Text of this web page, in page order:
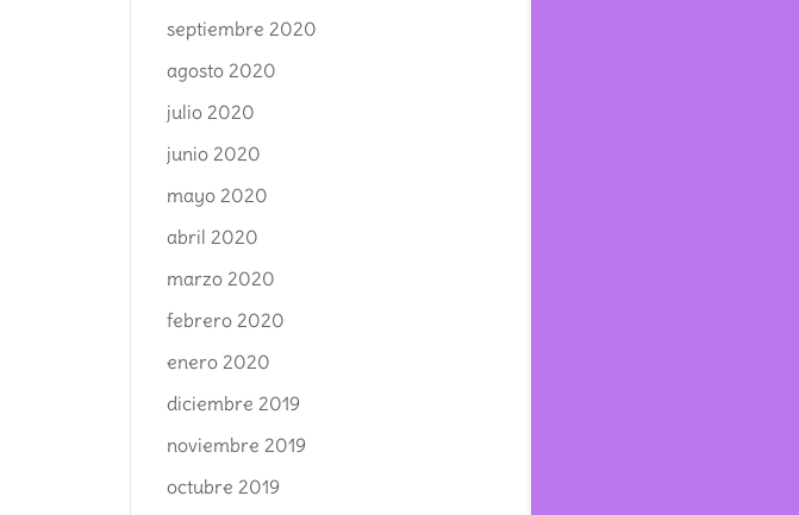
septiembre 2020
agosto 2020
julio 2020
junio 2020
mayo 2020
abril 2020
marzo 2020
febrero 2020
enero 2020
diciembre 2019
noviembre 2019
octubre 2019